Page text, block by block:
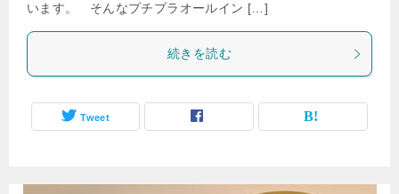
います。 そんなプチプラオールイン […]
続きを読む
Tweet